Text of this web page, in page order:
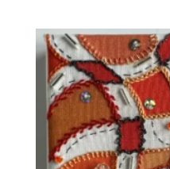
14,00 €
à
35,00 €